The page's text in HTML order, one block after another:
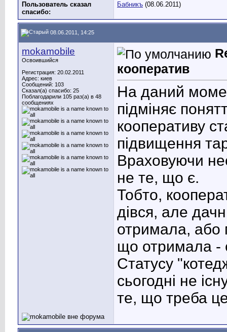
Пользователь сказал
cпасибо:
Бабникъ (08.06.2011)
08.06.2011, 14:25
mokamobile
Освоившийся
Регистрация: 20.02.2011
Адрес: киев
Сообщений: 103
Сказал(а) спасибо: 25
Поблагодарили 105 раз(а) в 48
сообщениях
кооператив
На даний
підміняє
кооперативу
підвищення
Враховуючи
не те, що є.
Тобто,
дівся, але
отримала, або
що отримала -
Статусу
сьогодні не
те, що треба